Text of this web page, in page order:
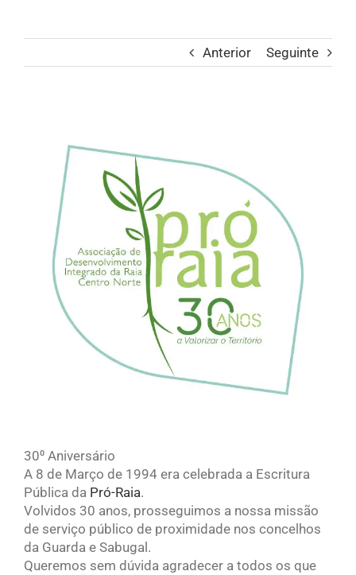
Anterior Seguinte
30⁰ Aniversário
A 8 de Março de 1994 era celebrada a Escritura
Pública da Pró-Raia.
Volvidos 30 anos, prosseguimos a nossa missão
de serviço público de proximidade nos concelhos
da Guarda e Sabugal.
Queremos sem dúvida agradecer a todos os que